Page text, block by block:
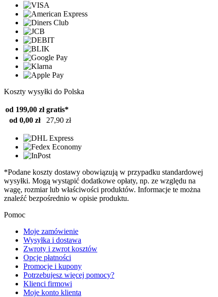
Koszty wysyłki do Polska
od 199,00 zł gratis*
od 0,00 zł
27,90 zł
*Podane koszty dostawy obowiązują w przypadku standardowej
wysyłki. Mogą wystąpić dodatkowe opłaty, np. ze względu na
wagę, rozmiar lub właściwości produktów. Informacje te można
znaleźć bezpośrednio w opisie produktu.
Pomoc
Moje zamówienie
Wysyłka i dostawa
Zwroty i zwrot kosztów
Opcje płatności
Promocje i kupony
Potrzebujesz więcej pomocy?
Klienci firmowi
Moje konto klienta